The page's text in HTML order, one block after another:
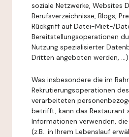
soziale Netzwerke, Websites
Berufsverzeichnisse, Blogs,
Rückgriff auf Datei-Miet-/
Bereitstellungsoperationen
Nutzung spezialisierter
Dritten angeboten werden, ...).
Was insbesondere die im
Rekrutierungsoperationen
verarbeiteten
betrifft, kann das Restaurant
Informationen verwenden,
(z.B.: in Ihrem Lebenslauf